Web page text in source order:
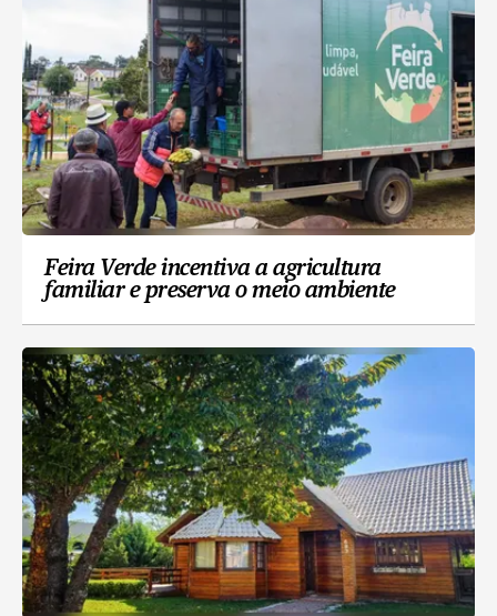
Feira Verde incentiva a agricultura
familiar e preserva o meio ambiente